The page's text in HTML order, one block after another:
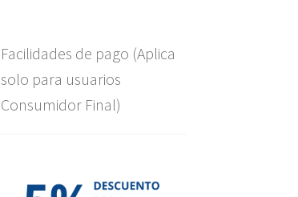
Facilidades de pago (Aplica
solo para usuarios
Consumidor Final)